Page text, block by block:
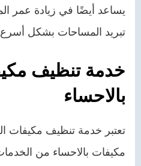
يساعد أيضًا في زيادة عمر
تبريد المساحات بشكل أسرع
خدمة تنظيف
بالاحساء
تعتبر خدمة تنظيف
مكيفات بالاحساء من